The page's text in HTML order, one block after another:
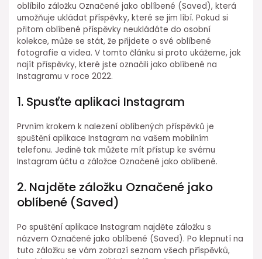
oblíbilo záložku Označené jako oblíbené (Saved), která
umožňuje ukládat příspěvky, které se jim líbí. Pokud si
přitom oblíbené příspěvky neukládáte do osobní
kolekce, může se stát, že přijdete o své oblíbené
fotografie a videa. V tomto článku si proto ukážeme, jak
najít příspěvky, které jste označili jako oblíbené na
Instagramu v roce 2022.
1. Spusťte aplikaci Instagram
Prvním krokem k nalezení oblíbených příspěvků je
spuštění aplikace Instagram na vašem mobilním
telefonu. Jedině tak můžete mít přístup ke svému
Instagram účtu a záložce Označené jako oblíbené.
2. Najděte záložku Označené jako
oblíbené (Saved)
Po spuštění aplikace Instagram najděte záložku s
názvem Označené jako oblíbené (Saved). Po klepnutí na
tuto záložku se vám zobrazí seznam všech příspěvků,